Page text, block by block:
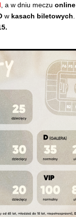
l , a w dniu meczu online
w kasach biletowych